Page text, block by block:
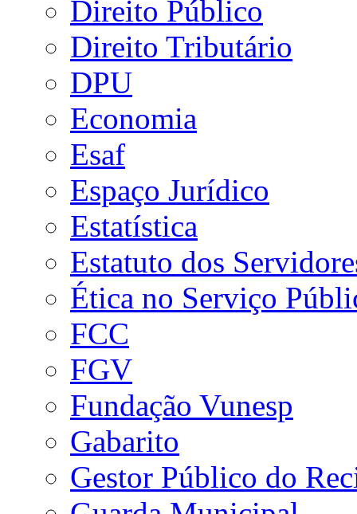
Direito Público
Direito Tributário
DPU
Economia
Esaf
Espaço Jurídico
Estatística
Estatuto dos
Ética no Serviço
FCC
FGV
Fundação Vunesp
Gabarito
Gestor Público do